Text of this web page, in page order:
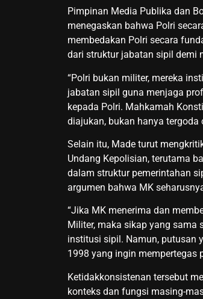
Pimpinan Media Publika dan
menegaskan bahwa Polri
membedakan Polri secara
dari struktur jabatan sipil demi
“Polri bukan militer, mereka
jabatan sipil guna menjaga
kepada Polri. Mahkamah
diajukan, bukan hanya tergoda
Selain itu, Made turut
Undang Kepolisian, terutama
dalam struktur pemerintahan
argumen bahwa MK
“Jika MK menerima dan
Militer, maka sikap yang sama
institusi sipil. Namun, putusan
1998 yang ingin mempertegas
Ketidakkonsistenan tersebut
konteks dan fungsi masing-